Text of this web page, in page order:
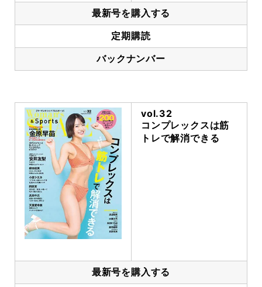
最新号を購入する
定期購読
バックナンバー
vol.32
コンプレックスは筋
トレで解消できる
最新号を購入する